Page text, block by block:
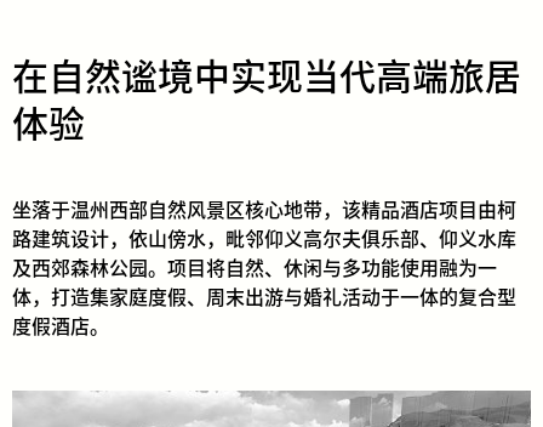
在自然谧境中实现当代高端旅居
体验
坐落于温州西部自然风景区核心地带，该精品酒店项目由柯
路建筑设计，依山傍水，毗邻仰义高尔夫俱乐部、仰义水库
及西郊森林公园。项目将自然、休闲与多功能使用融为一
体，打造集家庭度假、周末出游与婚礼活动于一体的复合型
度假酒店。